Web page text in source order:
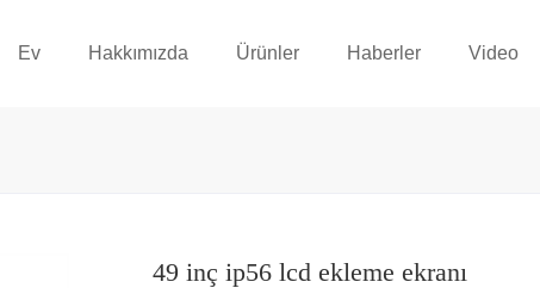
Ev Hakkımızda Ürünler Haberler Video
49 inç ip56 lcd ekleme ekranı